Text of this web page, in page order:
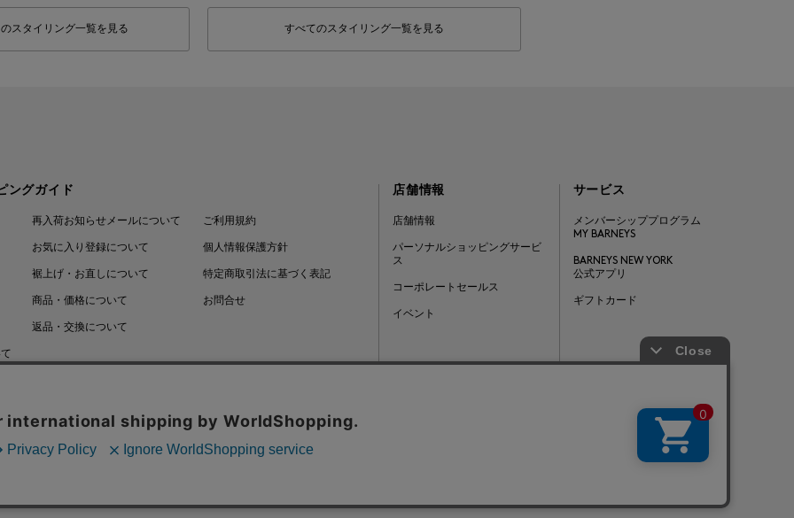
スタイリング一覧を見る すべてのスタイリング一覧を見る
ングガイド
再入荷お知らせメールについて
お気に入り登録について
裾上げ・お直しについて
商品・価格について
返品・交換について
ご利用規約
個人情報保護方針
特定商取引法に基づく表記
お問合せ
店舗情報
店舗情報
パーソナルショッピングサービ
ス
コーポレートセールス
イベント
サービス
メンバーシッププログラム
MY BARNEYS
BARNEYS NEW YORK
公式アプリ
ギフトカード